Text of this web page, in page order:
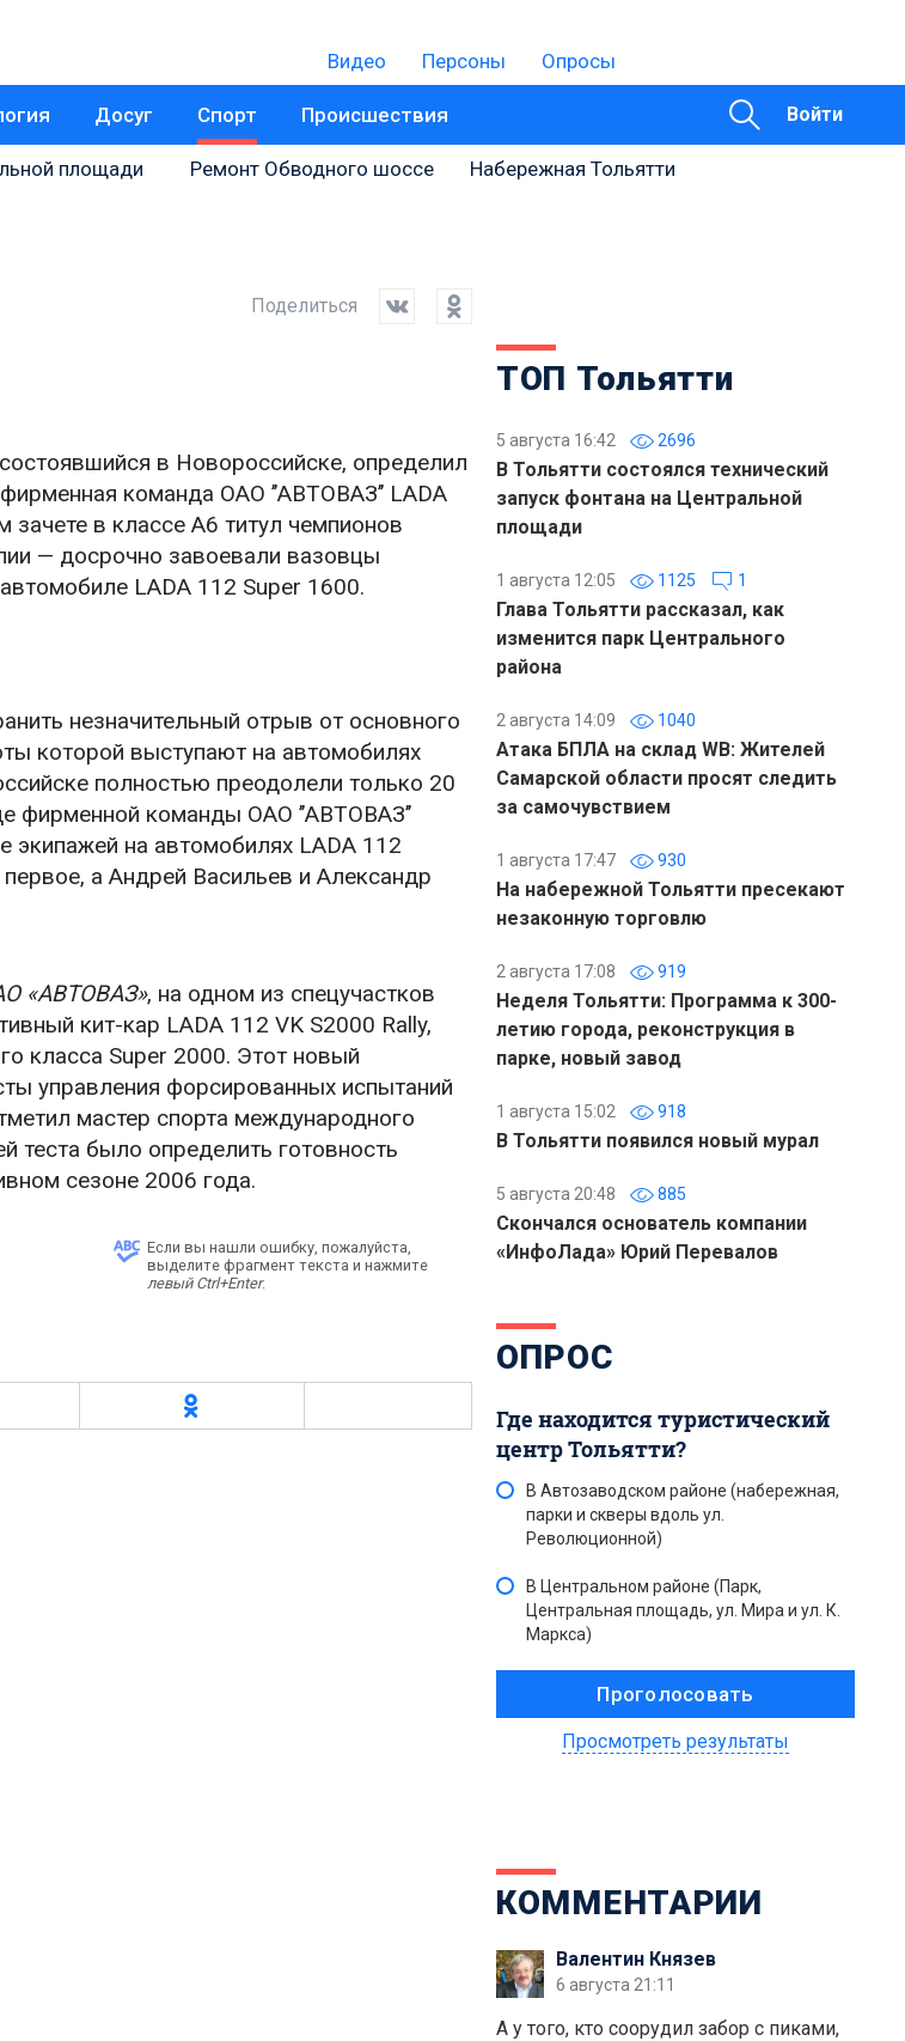
Видео Персоны Опросы
Досуг Спорт Происшествия Войти
площади Ремонт Обводного шоссе
Набережная Тольятти
Поделиться
в Новороссийске, определил
команда ОАО ’’АВТОВАЗ’’ LADA
зачете в классе А6 титул чемпионов
— досрочно завоевали вазовцы
LADA 112 Super 1600.
незначительный отрыв от основного
которой выступают на автомобилях
полностью преодолели только 20
фирменной команды ОАО ’’АВТОВАЗ’’
экипажей на автомобилях LADA 112
а Андрей Васильев и Александр
«АВТОВАЗ», на одном из спецучастков
кит-кар LADA 112 VK S2000 Rally,
класса Super 2000. Этот новый
управления форсированных испытаний
мастер спорта международного
теста было определить готовность
сезоне 2006 года.
Если вы нашли ошибку, пожалуйста,
выделите фрагмент текста и нажмите
левый Ctrl+Enter.
ТОП Тольятти
5 августа 16:42 2696
В Тольятти состоялся технический
запуск фонтана на Центральной
площади
1 августа 12:05 1125 1
Глава Тольятти рассказал, как
изменится парк Центрального
района
2 августа 14:09 1040
Атака БПЛА на склад WB: Жителей
Самарской области просят следить
за самочувствием
1 августа 17:47 930
На набережной Тольятти пресекают
незаконную торговлю
2 августа 17:08 919
Неделя Тольятти: Программа к 300-
летию города, реконструкция в
парке, новый завод
1 августа 15:02 918
В Тольятти появился новый мурал
5 августа 20:48 885
Скончался основатель компании
«ИнфоЛада» Юрий Перевалов
ОПРОС
Где находится туристический
центр Тольятти?
В Автозаводском районе (набережная,
парки и скверы вдоль ул.
Революционной)
В Центральном районе (Парк,
Центральная площадь, ул. Мира и ул. К.
Маркса)
Просмотреть результаты
КОММЕНТАРИИ
Валентин Князев
6 августа 21:11
А у того, кто соорудил забор с пиками,